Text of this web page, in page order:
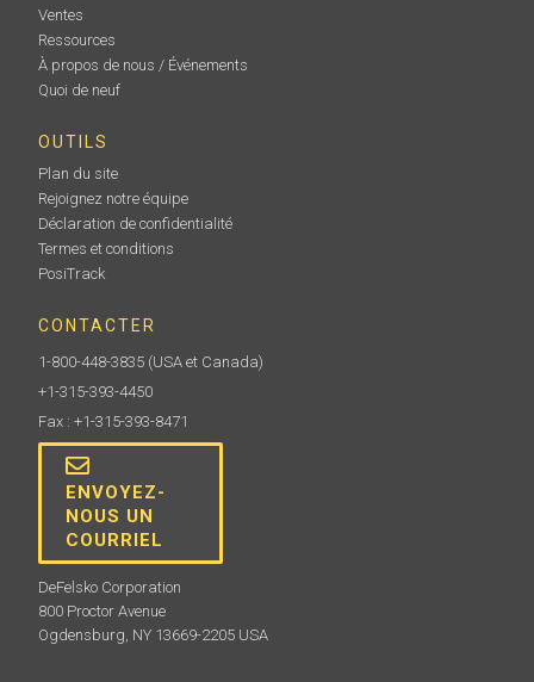
Ventes
Ressources
À propos de nous / Événements
Quoi de neuf
OUTILS
Plan du site
Rejoignez notre équipe
Déclaration de confidentialité
Termes et conditions
PosiTrack
CONTACTER
1-800-448-3835 (USA et Canada)
+1-315-393-4450
Fax : +1-315-393-8471
ENVOYEZ-
NOUS UN
COURRIEL
DeFelsko Corporation
800 Proctor Avenue
Ogdensburg, NY 13669-2205 USA